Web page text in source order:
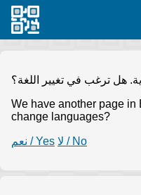
هل ترغب في تغيير اللغة؟
We have another page
change languages?
نعم / Yes لا / No